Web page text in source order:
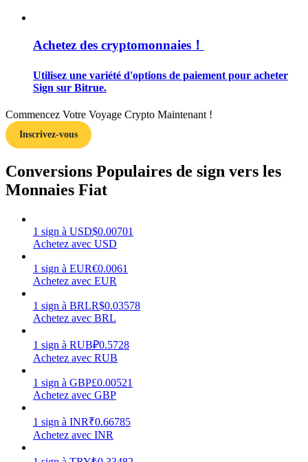
Stratégies de trading
Apprenez à rester rentable
Gagner
Gagnez quotidiennement des récompenses compétitives
Achetez des cryptomonnaies！
Utilisez une variété d'options de paiement pour acheter
Sign sur Bitrue.
Commencez Votre Voyage Crypto Maintenant !
Inscrivez-vous
Conversions Populaires de sign vers les
Monnaies Fiat
1 sign à USD$0.00701
Achetez avec USD
1 sign à EUR€0.0061
Achetez avec EUR
1 sign à BRLR$0.03578
Achetez avec BRL
1 sign à RUB₽0.5728
Achetez avec RUB
1 sign à GBP£0.00521
Achetez avec GBP
1 sign à INR₹0.66785
Achetez avec INR